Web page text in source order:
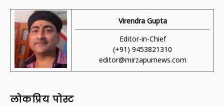
Virendra Gupta
Editor-in-Chief
(+91) 9453821310
editor@mirzapurnews.com
लोकप्रिय पोस्ट